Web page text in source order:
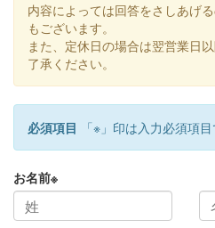
内容によっては回答をさしあげ
もございます。
また、定休日の場合は翌営業日
了承ください。
必須項目 「※ 」印は入力必須項目
お名前※